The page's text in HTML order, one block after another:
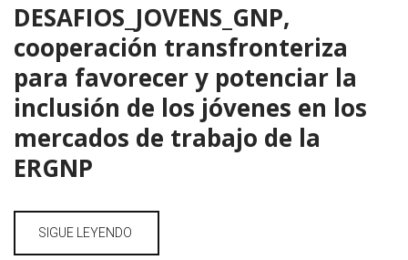
DESAFIOS_JOVENS_GNP,
cooperación transfronteriza
para favorecer y potenciar la
inclusión de los jóvenes en los
mercados de trabajo de la
ERGNP
SIGUE LEYENDO